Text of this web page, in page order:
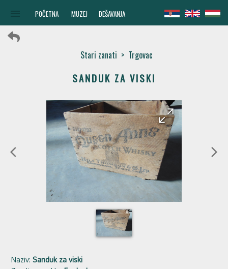
POČETNA MUZEJ DEŠAVANJA
Stari zanati > Trgovac
SANDUK ZA VISKI
arrow_back_ios
arrow_back
arrow_forward
arrow_forward_ios
Naziv:Sanduk za viski